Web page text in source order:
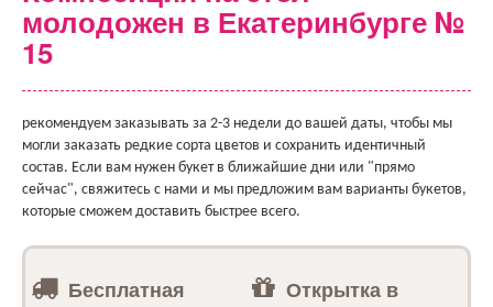
молодожен в Екатеринбурге №
15
рекомендуем заказывать за 2-3 недели до вашей даты, чтобы мы
могли заказать редкие сорта цветов и сохранить идентичный
состав. Если вам нужен букет в ближайшие дни или "прямо
сейчас", свяжитесь с нами и мы предложим вам варианты букетов,
которые сможем доставить быстрее всего.
Бесплатная
Открытка в